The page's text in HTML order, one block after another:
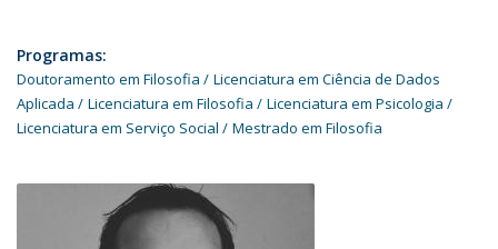
Programas:
Doutoramento em Filosofia
Licenciatura em Ciência de Dados
Aplicada
Licenciatura em Filosofia
Licenciatura em Psicologia
Licenciatura em Serviço Social
Mestrado em Filosofia